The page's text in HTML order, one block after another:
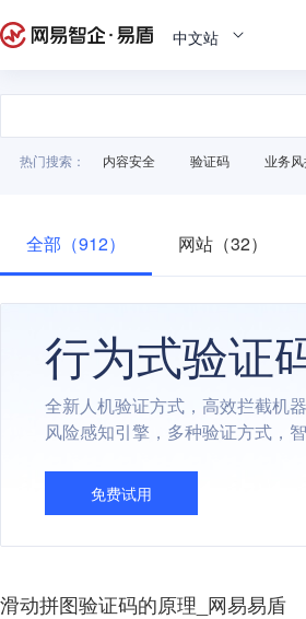
中文站
热门搜索： 内容安全 验证码 业务
全部（912） 网站（32）
行为式验证
全新人机验证方式，高效拦截机
风险感知引擎，多种验证方式，
免费试用
滑动拼图验证码的原理_网易易盾